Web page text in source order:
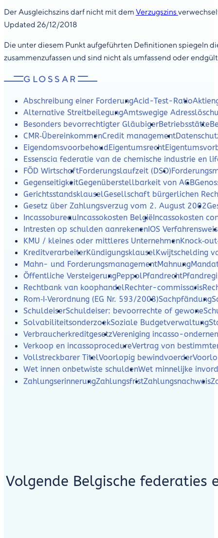
GLOSSAR
Abschreibung einer ForderungAcid-Test-Ratio
Alternative StreitbeilegungAmtswegige
Besonders bevorrechtigter GläubigerBetriebsstätte
CMR‑ÜbereinkommenCredit management
EigendomsvoorbehoudEigentumsrecht
Essenscia federatie van de chemische industrie en
FÖD WirtschaftForderungslaufzeit (DSO)
GegenseitigkeitGegenüberstellbarkeit von AGB
GerichtsstandsklauselGesellschaft bürgerlichen
Gesetz über Zahlungsverzug vom 2. August 2002
IncassobureauIncassokosten BelgiëIncassokosten
Intresten op schulden aanrekenenIOS
KMU / kleines oder mittleres Unternehmen
KreditverarbeiterKündigungsklauselKwijtschelding
Mahn- und ForderungsmanagementMahnung
Öffentliche VersteigerungPeppolPfandrecht
Rechtbank van koophandelRechter-commissaris
Rom‑I‑Verordnung (EG Nr. 593/2008)Sachpfändung
SchuldeiserSchuldeiser: bevoorrechte of gewone
SolvabiliteitsonderzoekSoziale Budgetverwaltung
VerbraucherkreditgesetzVereniging incasso-
Verkoop en incassoprocedureVertrag von
Vollstreckbarer TitelVoorlopig bewindvoerder
Wet innen onbetwiste schuldenWet minnelijke
ZahlungserinnerungZahlungsfristZahlungsnachweis
Der Ausgleichszins darf nicht mit dem Verzugszins
Updated 26/12/2018
Die unter diesem Punkt aufgeführten Definitionen spiegeln
zusammenzufassen und sind nicht als umfassend oder
Volgende Belgische federaties